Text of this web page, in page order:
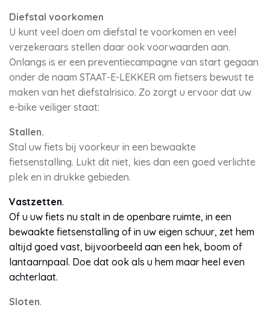
Diefstal voorkomen
U kunt veel doen om diefstal te voorkomen en veel
verzekeraars stellen daar ook voorwaarden aan.
Onlangs is er een preventiecampagne van start gegaan
onder de naam STAAT-E-LEKKER om fietsers bewust te
maken van het diefstalrisico. Zo zorgt u ervoor dat uw
e-bike veiliger staat:
Stallen.
Stal uw fiets bij voorkeur in een bewaakte
fietsenstalling. Lukt dit niet, kies dan een goed verlichte
plek en in drukke gebieden.
Vastzetten.
Of u uw fiets nu stalt in de openbare ruimte, in een
bewaakte fietsenstalling of in uw eigen schuur, zet hem
altijd goed vast, bijvoorbeeld aan een hek, boom of
lantaarnpaal. Doe dat ook als u hem maar heel even
achterlaat.
Sloten.